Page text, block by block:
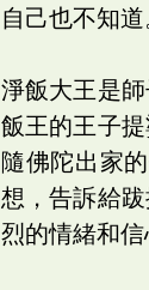
自己也不知
淨飯大王是
飯王的王子
隨佛陀出家
想，告訴給
烈的情緒和